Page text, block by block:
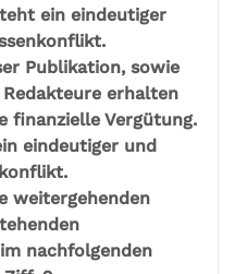
ein eindeutiger
Publikation, sowie
erhalten
finanzielle Vergütung.
eindeutiger und
weitergehenden
nachfolgenden